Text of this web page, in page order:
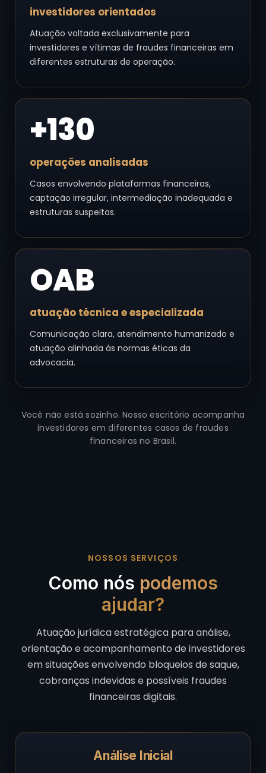
investidores orientados
Atuação voltada exclusivamente para
investidores e vítimas de fraudes financeiras em
diferentes estruturas de operação.
+130
operações analisadas
Casos envolvendo plataformas financeiras,
captação irregular, intermediação inadequada e
estruturas suspeitas.
OAB
atuação técnica e especializada
Comunicação clara, atendimento humanizado e
atuação alinhada às normas éticas da
advocacia.
Você não está sozinho. Nosso escritório acompanha
investidores em diferentes casos de fraudes
financeiras no Brasil.
NOSSOS SERVIÇOS
Como nós podemos
ajudar?
Atuação jurídica estratégica para análise,
orientação e acompanhamento de investidores
em situações envolvendo bloqueios de saque,
cobranças indevidas e possíveis fraudes
financeiras digitais.
Análise Inicial